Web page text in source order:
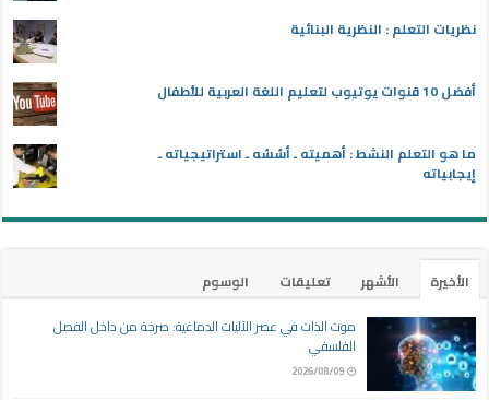
نظريات التعلم : النظرية البنائية
أفضل 10 قنوات يوتيوب لتعليم اللغة العربية للأطفال
ما هو التعلم النشط : أهميته ـ أسُسُه ـ استراتيجياته ـ
إيجابياته
الأخيرة الأشهر تعليقات
الوسوم
موت الذات في عصر الآليات الدماغية: صرخة من داخل الفصل
الفلسفي
2026/08/09